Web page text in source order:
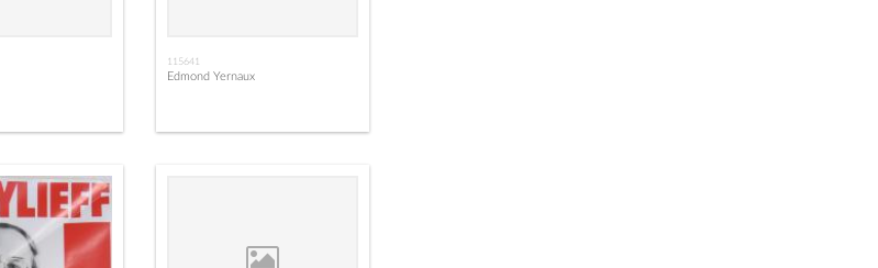
115641
Edmond Yernaux